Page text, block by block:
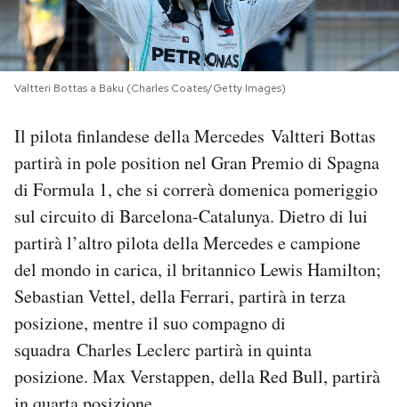
NEWSLETTER
SHOP
CALENDARIO
AREA PERSONALE
Area Personale
Newsletter
Valtteri Bottas a Baku (Charles Coates/Getty Images)
Il pilota finlandese della Mercedes Valtteri Bottas
partirà in pole position nel Gran Premio di Spagna
di Formula 1, che si correrà domenica pomeriggio
sul circuito di Barcelona-Catalunya. Dietro di lui
partirà l’altro pilota della Mercedes e campione
del mondo in carica, il britannico Lewis Hamilton;
Sebastian Vettel, della Ferrari, partirà in terza
posizione, mentre il suo compagno di
squadra Charles Leclerc partirà in quinta
posizione. Max Verstappen, della Red Bull, partirà